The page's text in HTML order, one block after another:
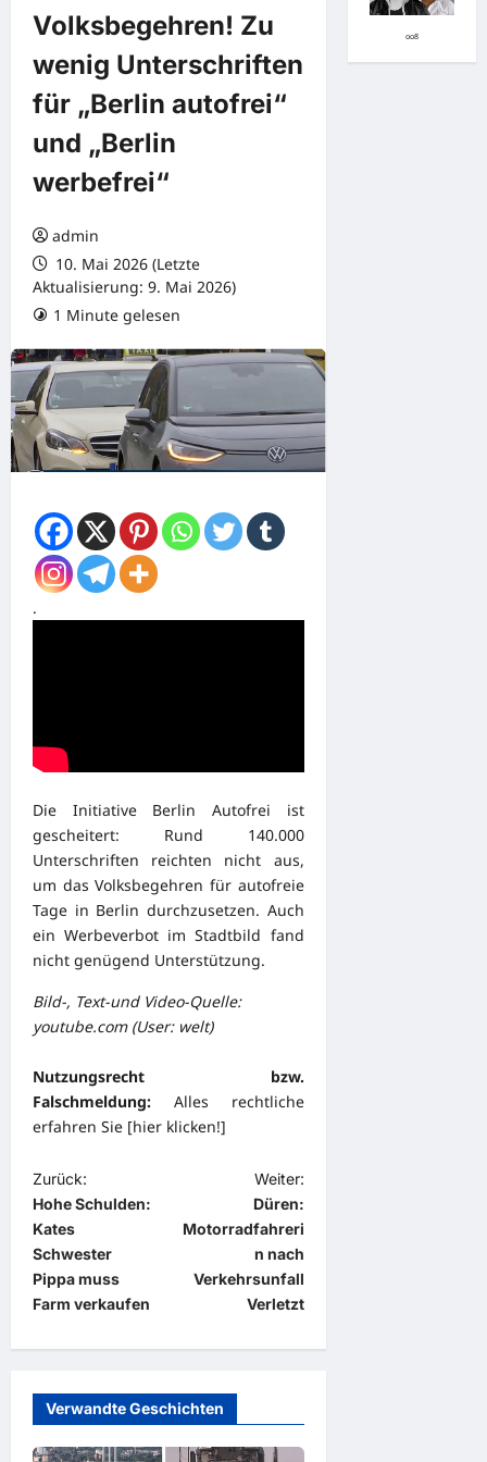
Volksbegehren! Zu
wenig Unterschriften
für „Berlin autofrei“
und „Berlin
werbefrei“
admin
10. Mai 2026 (Letzte
Aktualisierung: 9. Mai 2026)
1 Minute gelesen
.
Die Initiative Berlin Autofrei ist
gescheitert: Rund 140.000
Unterschriften reichten nicht aus,
um das Volksbegehren für autofreie
Tage in Berlin durchzusetzen. Auch
ein Werbeverbot im Stadtbild fand
nicht genügend Unterstützung.
Bild-, Text-und Video-Quelle:
youtube.com (User: welt)
Nutzungsrecht bzw.
Falschmeldung: Alles rechtliche
erfahren Sie [hier klicken!]
B
e
i
t
r
a
s
n
Zurück:
Hohe Schulden:
Kates
Schwester
Pippa muss
Farm verkaufen
Weiter:
Düren:
Motorradfahreri
n nach
Verkehrsunfall
Verletzt
Verwandte Geschichten
oo8